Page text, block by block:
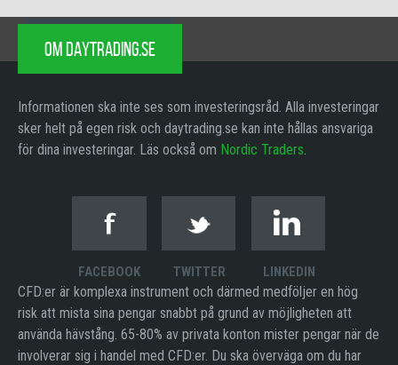
OM DAYTRADING.SE
Informationen ska inte ses som investeringsråd. Alla investeringar
sker helt på egen risk och daytrading.se kan inte hållas ansvariga
för dina investeringar. Läs också om Nordic Traders.
FACEBOOK TWITTER LINKEDIN
CFD:er är komplexa instrument och därmed medföljer en hög
risk att mista sina pengar snabbt på grund av möjligheten att
använda hävstång. 65-80% av privata konton mister pengar när de
involverar sig i handel med CFD:er. Du ska överväga om du har